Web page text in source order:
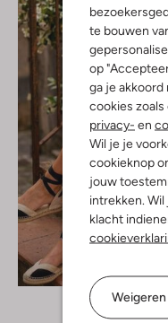
te bouwen
op
ga je akkoord
cookies
privacy- en
Wil je je
cookieknop
jouw
intrekken.
klacht
Weigeren